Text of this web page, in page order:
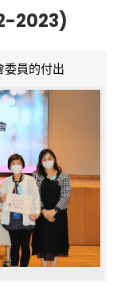
2023)
委員的付出